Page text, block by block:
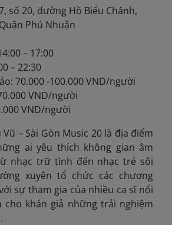
số 20, đường Hồ Biểu Chánh,
Phú Nhuận
– 17:00
– 22:30
70.000 -100.000 VND/người
VND/người
VND/người
– Sài Gòn Music 20 là địa điểm
ai yêu thích không gian âm
nhạc trữ tình đến nhạc trẻ sôi
xuyên tổ chức các chương
sự tham gia của nhiều ca sĩ nổi
cho khán giả những trải nghiệm